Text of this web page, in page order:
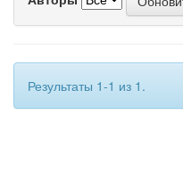
Результаты 1-1 из 1.